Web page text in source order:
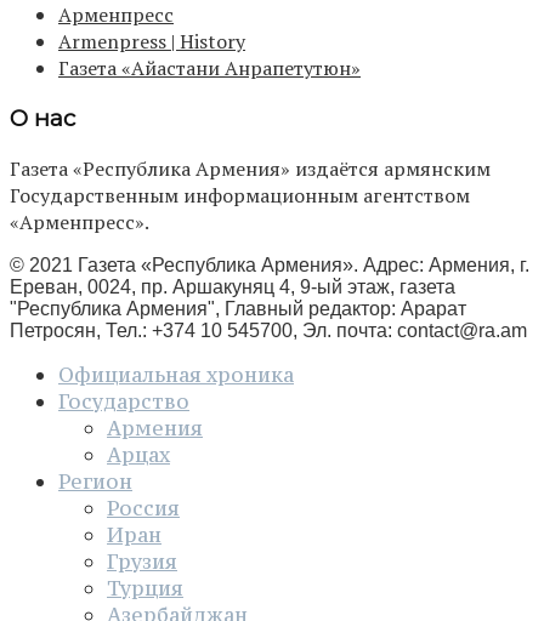
Арменпресс
Armenpress | History
Газета «Айастани Анрапетутюн»
О нас
Газета «Республика Армения» издаётся армянским
Государственным информационным агентством
«Арменпресс».
© 2021 Газета «Республика Армения». Адрес: Армения, г.
Ереван, 0024, пр. Аршакуняц 4, 9-ый этаж, газета
"Республика Армения", Главный редактор: Арарат
Петросян, Тел.: +374 10 545700, Эл. почта: contact@ra.am
Официальная хроника
Государство
Армения
Арцах
Регион
Россия
Иран
Грузия
Турция
Азербайджан